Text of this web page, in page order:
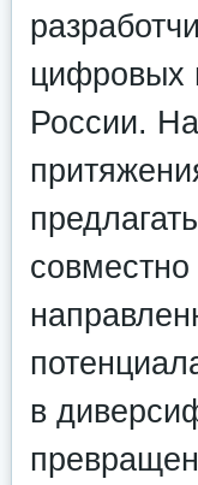
цифровых
России.
в